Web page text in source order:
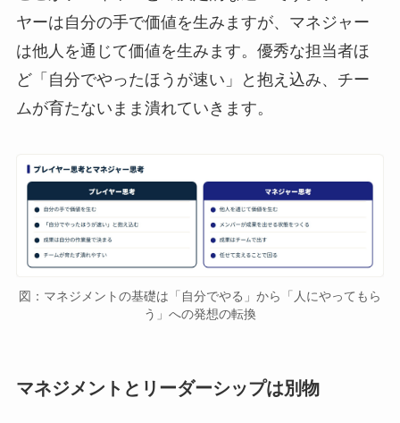
ヤーは自分の手で価値を生みますが、マネジャー
は他人を通じて価値を生みます。優秀な担当者ほ
ど「自分でやったほうが速い」と抱え込み、チー
ムが育たないまま潰れていきます。
図：マネジメントの基礎は「自分でやる」から「人にやってもら
う」への発想の転換
マネジメントとリーダーシップは別物